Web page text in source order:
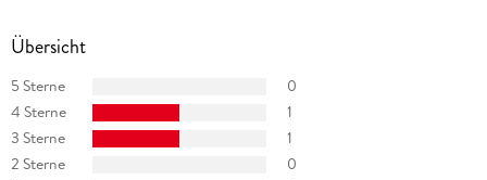
Übersicht
5 Sterne
0
4 Sterne
1
3 Sterne
1
2 Sterne
0